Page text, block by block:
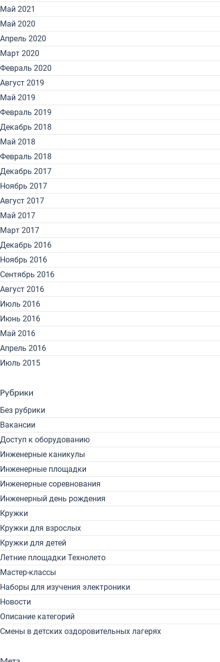
Май 2021
Май 2020
Апрель 2020
Март 2020
Февраль 2020
Август 2019
Май 2019
Февраль 2019
Декабрь 2018
Май 2018
Февраль 2018
Декабрь 2017
Ноябрь 2017
Август 2017
Май 2017
Март 2017
Декабрь 2016
Ноябрь 2016
Сентябрь 2016
Август 2016
Июль 2016
Июнь 2016
Май 2016
Апрель 2016
Июль 2015
Рубрики
Без рубрики
Вакансии
Доступ к оборудованию
Инженерные каникулы
Инженерные площадки
Инженерные соревнования
Инженерный день рождения
Кружки
Кружки для взрослых
Кружки для детей
Летние площадки Технолето
Мастер-классы
Наборы для изучения электроники
Новости
Описание категорий
Смены в детских оздоровительных лагерях